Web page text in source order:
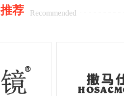
推荐 Recommended